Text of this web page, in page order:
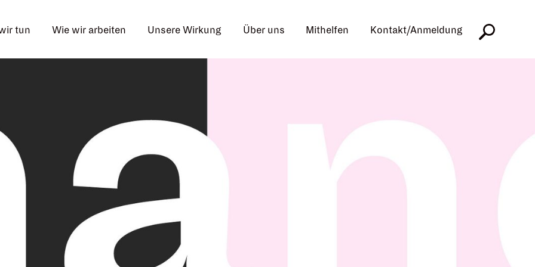
tun Wie wir arbeiten Unsere Wirkung Über uns Mithelfen Kontakt/Anmeldung